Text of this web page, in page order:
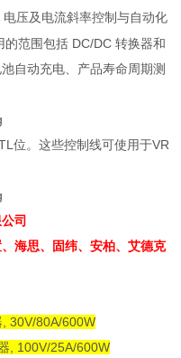
电压及电流斜率控制与自动化
的范围包括 DC/DC转换器和
自动充电、产品寿命周期测
位。这些控制线可使用于VR
司
海思、固纬、安柏、艾德克
30V/80A/600W
, 100V/25A/600W